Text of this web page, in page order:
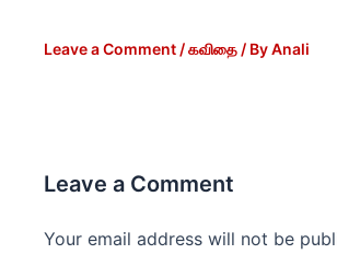
Leave a Comment /கவிதை / ByAnali
Leave a Comment
Your email address will not be